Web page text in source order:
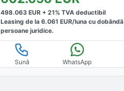
498.063EUR + 21% TVA deductibil
Leasing de la 6.061 EUR/lunacu dobăndă
persoane juridice.
Sună WhatsApp